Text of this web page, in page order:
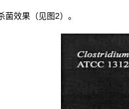
菌效果（见图2）。